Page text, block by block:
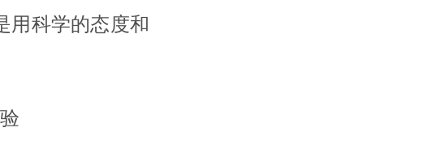
用科学的态度和